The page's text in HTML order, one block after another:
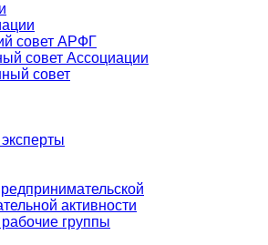
совет АРФГ
совет Ассоциации
совет
активности
группы